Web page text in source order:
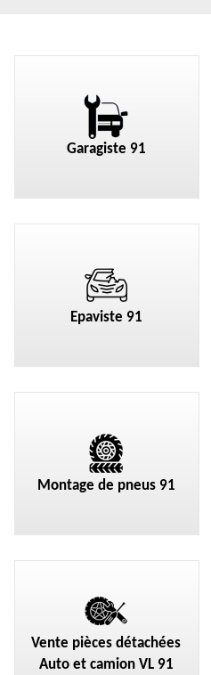
Garagiste 91
Epaviste 91
Montage de pneus 91
Vente pièces détachées
Auto et camion VL 91